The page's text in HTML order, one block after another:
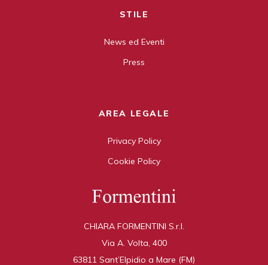
STILE
News ed Eventi
Press
AREA LEGALE
Privacy Policy
Cookie Policy
CHIARA FORMENTINI S.r.l.
Via A. Volta, 400
63811 Sant’Elpidio a Mare (FM)